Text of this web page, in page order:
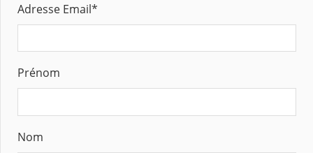
Adresse Email*
Prénom
Nom